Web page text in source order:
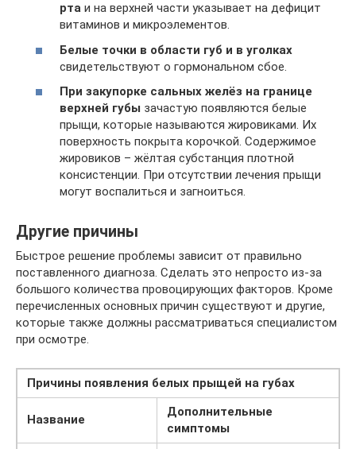
рта и на верхней части указывает на дефицит
витаминов и микроэлементов.
Белые точки в области губ и в уголках
свидетельствуют о гормональном сбое.
При закупорке сальных желёз на границе
верхней губы зачастую появляются белые
прыщи, которые называются жировиками. Их
поверхность покрыта корочкой. Содержимое
жировиков – жёлтая субстанция плотной
консистенции. При отсутствии лечения прыщи
могут воспалиться и загноиться.
Другие причины
Быстрое решение проблемы зависит от правильно
поставленного диагноза. Сделать это непросто из-за
большого количества провоцирующих факторов. Кроме
перечисленных основных причин существуют и другие,
которые также должны рассматриваться специалистом
при осмотре.
Причины появления белых прыщей на губах
Название
Дополнительные
симптомы